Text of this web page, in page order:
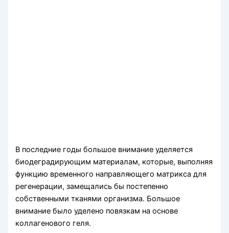
В последние годы большое внимание уделяется
биодеградирующим материалам, которые, выполняя
функцию временного направляющего матрикса для
регенерации, замещались бы постепенно
собственными тканями организма. Большое
внимание было уделено повязкам на основе
коллагенового геля.